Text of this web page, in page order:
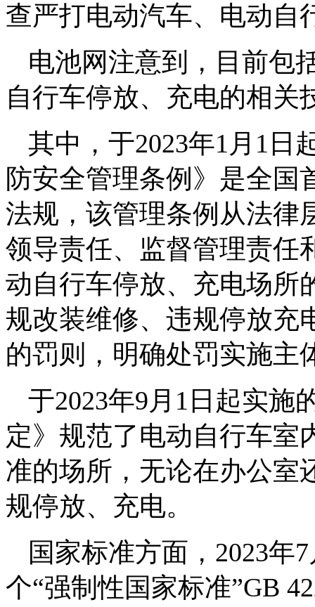
查严打电动汽车、电动自
电池网注意到，目前包
自行车停放、充电的相关
其中，于2023年1月1日
防安全管理条例》是全国
法规，该管理条例从法律
领导责任、监督管理责任
动自行车停放、充电场所
规改装维修、违规停放充
的罚则，明确处罚实施主
于2023年9月1日起实施
定》规范了电动自行车室
准的场所，无论在办公室
规停放、充电。
国家标准方面，2023年
个“强制性国家标准”GB